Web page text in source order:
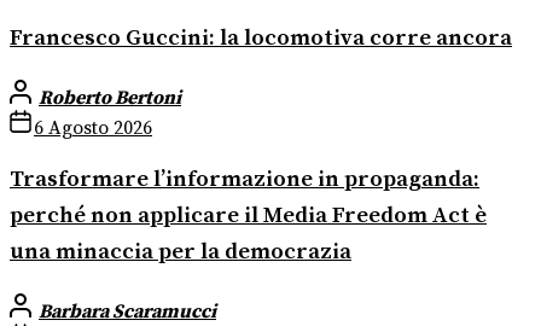
Francesco Guccini: la locomotiva corre ancora
Roberto Bertoni
6 Agosto 2026
Trasformare l’informazione in propaganda:
perché non applicare il Media Freedom Act è
una minaccia per la democrazia
Barbara Scaramucci